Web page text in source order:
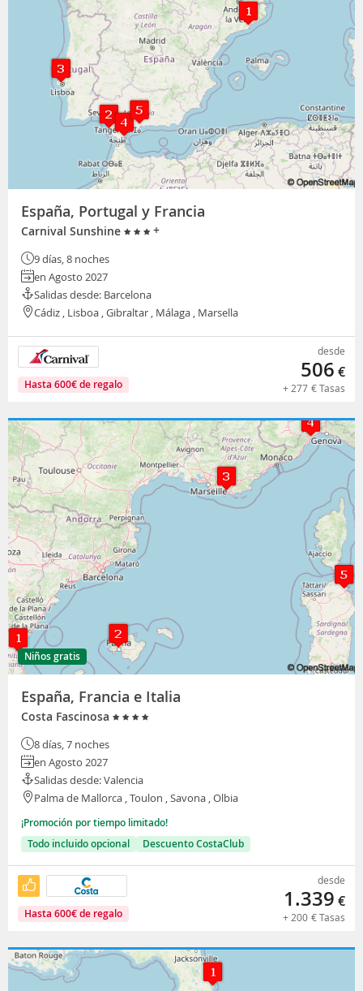
España, Portugal y Francia
Carnival Sunshine +
9 días, 8 noches
en Agosto 2027
Salidas desde: Barcelona
Cádiz , Lisboa , Gibraltar , Málaga , Marsella
Hasta 600€de regalo
desde
506 €
+277 €Tasas
Niños gratis
España, Francia e Italia
Costa Fascinosa
8 días, 7 noches
en Agosto 2027
Salidas desde: Valencia
Palma de Mallorca , Toulon , Savona , Olbia
¡Promoción por tiempo limitado!
Todo incluido opcional
Descuento CostaClub
Hasta 600€de regalo
desde
1.339 €
+ 200 €Tasas